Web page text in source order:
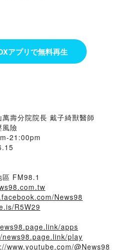
アプリで無料再生
壽分院院長 戴子綺獸醫師
風險
21:00pm
區 FM98.1
News98
R5W29
apps
play
www.youtube.com/@News98